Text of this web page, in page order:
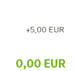
+5,00 EUR
0,00 EUR